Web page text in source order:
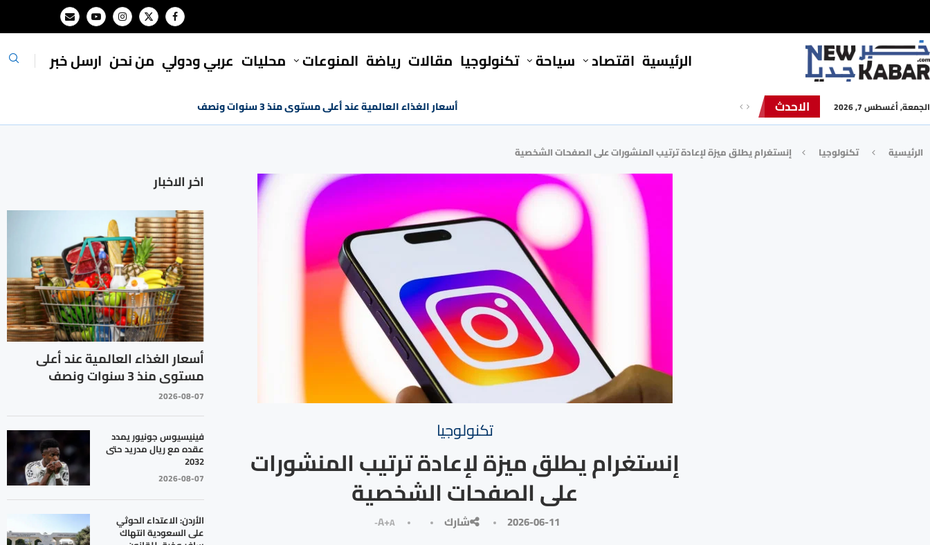
الرئيسية ⁠اقتصاد سياحة تكنولوجيا مقالات رياضة المنوعات محليات ⁠عربي ودولي من نحن ارسل خبر
الجمعة, أغسطس 7, 2026 الاحدث أسعار الغذاء العالمية عند أعلى مستوى منذ 3 سنوات ونصف
الرئيسية تكنولوجيا إنستغرام يطلق ميزة لإعادة ترتيب المنشورات على الصفحات الشخصية
تكنولوجيا
إنستغرام يطلق ميزة لإعادة ترتيب المنشورات
على الصفحات الشخصية
2026-06-11 شارك A+A-
اخر الاخبار
أسعار الغذاء العالمية عند أعلى
مستوى منذ 3 سنوات ونصف
2026-08-07
فينيسيوس جونيور يمدد
عقده مع ريال مدريد حتى
2032
2026-08-07
الأردن: الاعتداء الحوثي
على السعودية انتهاك